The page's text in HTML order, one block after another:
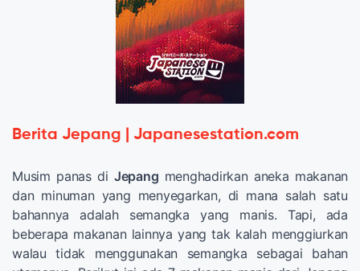
Berita Jepang | Japanesestation.com
Musim panas di Jepang menghadirkan aneka makanan
dan minuman yang menyegarkan, di mana salah satu
bahannya adalah semangka yang manis. Tapi, ada
beberapa makanan lainnya yang tak kalah menggiurkan
walau tidak menggunakan semangka sebagai bahan